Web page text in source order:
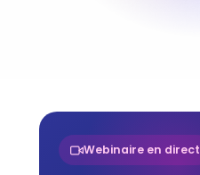
Webinaire en direct